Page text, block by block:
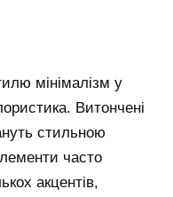
мінімалізм у
Витончені
стильною
часто
акцентів,